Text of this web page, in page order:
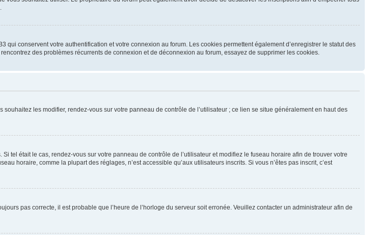
qui conservent votre authentification et votre connexion au forum. Les cookies permettent également d’enregistrer le statut des
des problèmes récurrents de connexion et de déconnexion au forum, essayez de supprimer les cookies.
les modifier, rendez-vous sur votre panneau de contrôle de l’utilisateur ; ce lien se situe généralement en haut des
tel était le cas, rendez-vous sur votre panneau de contrôle de l’utilisateur et modifiez le fuseau horaire afin de trouver votre
horaire, comme la plupart des réglages, n’est accessible qu’aux utilisateurs inscrits. Si vous n’êtes pas inscrit, c’est
pas correcte, il est probable que l’heure de l’horloge du serveur soit erronée. Veuillez contacter un administrateur afin de